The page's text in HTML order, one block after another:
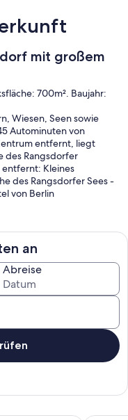
mit großem
700m². Baujahr:
Wiesen, Seen sowie
Autominuten von
entfernt, liegt
des Rangsdorfer
entfernt: Kleines
des Rangsdorfer Sees -
von Berlin
lädt zum
gemütlich ausgestattete
für einen
gesamte Wohnfläche
zwei Stufen am
Die Wohnküche ist
Backofen,
Wasch- und
Kaffeemaschine zur
Personen ist
Toilette und
Bettwäsche
an
Abreise